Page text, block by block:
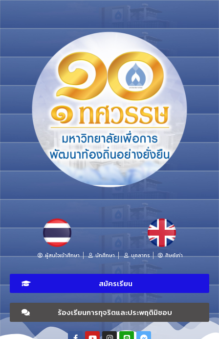
ผู้สนใจเข้าศึกษา นักศึกษา บุคลากร ศิษย์เก่า
สมัครเรียน
ร้องเรียนการทุจริตและประพฤติมิชอบ